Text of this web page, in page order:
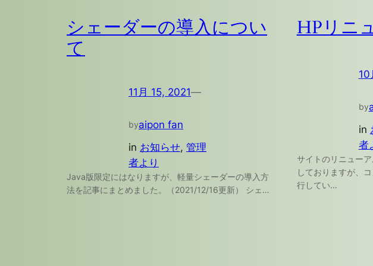
シェーダーの導入につい
て
11月 15, 2021—
byaipon fan
in お知らせ, 管理
者より
Java版限定にはなりますが、軽量シェーダーの導入方
法を記事にまとめました。（2021/12/16更新） シェ…
HPリニ
10
by
in
者
サイトのリニュー
しておりますが、
行してい…